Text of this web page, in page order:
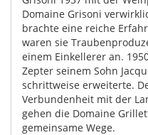
Domaine Grisoni
brachte eine reiche
waren sie
einem Einkellerer an.
Zepter seinem Sohn
schrittweise erweiterte.
Verbundenheit mit der
gehen die Domaine
gemeinsame Wege.